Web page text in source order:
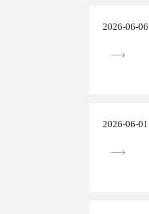
2026-06-06
2026-06-01